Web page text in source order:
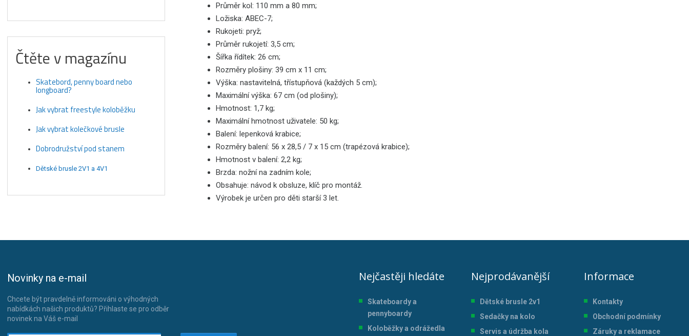
Průměr kol: 110 mm a 80 mm;
Ložiska: ABEC-7;
Rukojeti: pryž;
Průměr rukojetí: 3,5 cm;
Šířka řídítek: 26 cm;
Rozměry plošiny: 39 cm x 11 cm;
Výška: nastavitelná, třístupňová (každých 5 cm);
Maximální výška: 67 cm (od plošiny);
Hmotnost: 1,7 kg;
Maximální hmotnost uživatele: 50 kg;
Balení: lepenková krabice;
Rozměry balení: 56 x 28,5 / 7 x 15 cm (trapézová krabice);
Hmotnost v balení: 2,2 kg;
Brzda: nožní na zadním kole;
Obsahuje: návod k obsluze, klíč pro montáž.
Výrobek je určen pro děti starší 3 let.
Čtěte v magazínu
Skatebord, penny board nebo
longboard?
Jak vybrat freestyle koloběžku
Jak vybrat kolečkové brusle
Dobrodružství pod stanem
Dětské brusle 2V1 a 4V1
Novinky na e-mail
Chcete být pravdelně informováni o výhodných
nabídkách našich produktů? Přihlaste se pro odběr
novinek na Váš e-mail
Nejčastěji hledáte
Skateboardy a
pennyboardy
Koloběžky a odrážedla
Nejprodávanější
Dětské brusle 2v1
Sedačky na kolo
Servis a údržba kola
Informace
Kontakty
Obchodní podmínky
Záruky a reklamace